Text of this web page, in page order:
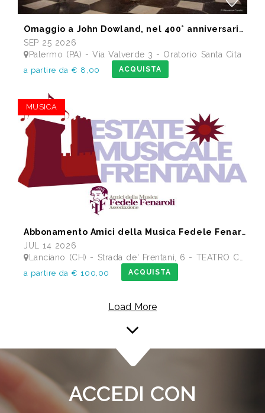
Omaggio a John Dowland, nel 400° anniversario della morte
SEP 25 2026
Palermo (PA) - Via Valverde 3 - Oratorio Santa Cita
a partire da € 8,00 ACQUISTA
MUSICA
Abbonamento Amici della Musica Fedele Fenaroli 17 Concerti dal 14/07 al13/12 2026
JUL 14 2026
Lanciano (CH) - Strada de' Frentani, 6 - TEATRO COMUNALE FEDELE FENAROLI
a partire da € 100,00 ACQUISTA
Load More
ACCEDI CON